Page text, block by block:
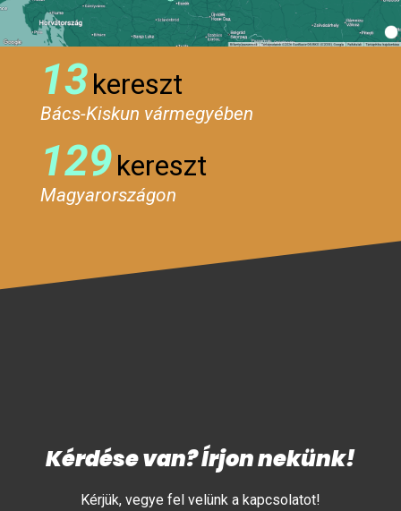
13kereszt
Bács-Kiskun vármegyében
129kereszt
Magyarországon
Kérdése van? Írjon nekünk!
Kérjük, vegye fel velünk a kapcsolatot!